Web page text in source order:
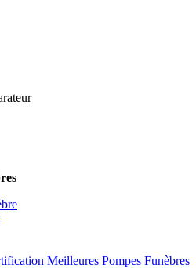
Meilleures Pompes Funèbres